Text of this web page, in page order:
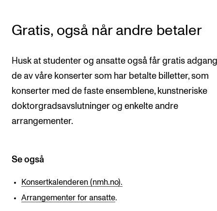
Studentenes psykososiale læringsmiljø
Søknad og opptak
FORSKNING OG UTVIKLINGSARBEID
Om FoU på NMH
Livet rundt FoU
For ph.d.-programmet i kunstnerisk utviklingsarbeid
Forskningsetikk
KONSERTER OG ARRANGEMENTER
Gratis, også når andre betaler
Husk at studenter og ansatte også får gratis
de av våre konserter som har betalte billetter, som
konserter med de faste ensemblene, kunstneriske
doktorgradsavslutninger og enkelte andre
arrangementer.
Se også
Konsertkalenderen (nmh.no).
Arrangementer for ansatte.